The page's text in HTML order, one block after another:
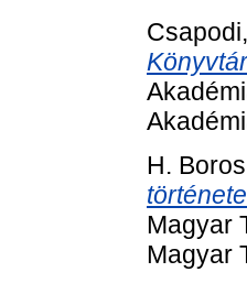
H.
Magyar
Magyar